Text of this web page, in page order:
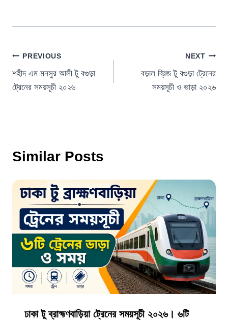
Post
navigation
PREVIOUS
শহীদ এম মনসুর আলী টু বগুড়া
ট্রেনের সময়সূচী ২০২৬
NEXT
বড়াল ব্রিজ টু বগুড়া ট্রেনের
সময়সূচী ও ভাড়া ২০২৬
Similar Posts
ঢাকা টু ব্রাহ্মণবাড়িয়া ট্রেনের সময়সূচী ২০২৬। ৬টি